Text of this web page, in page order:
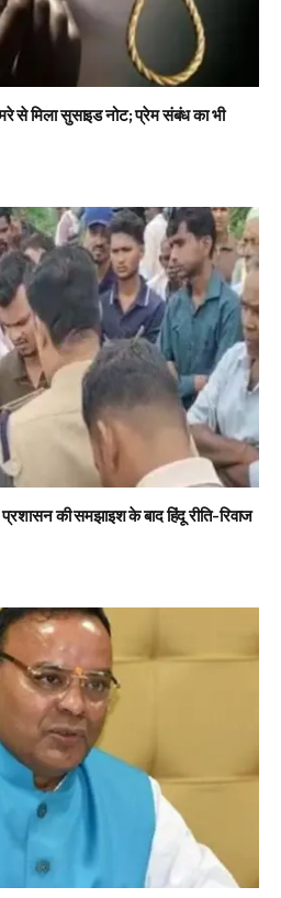
से मिला सुसाइड नोट; प्रेम संबंध का भी
की समझाइश के बाद हिंदू रीति-रिवाज